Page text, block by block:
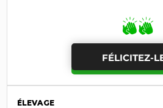
FÉLICITEZ-
ÉLEVAGE